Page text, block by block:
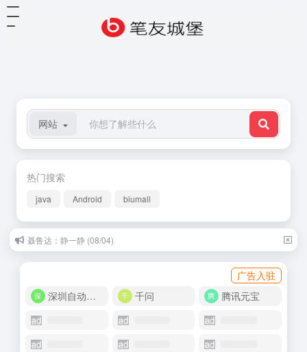
网站
热门搜索
java Android biumall
聂鲁达：静一静 (08/04)
广告入驻
深圳自动化商城
千问 腾讯元宝